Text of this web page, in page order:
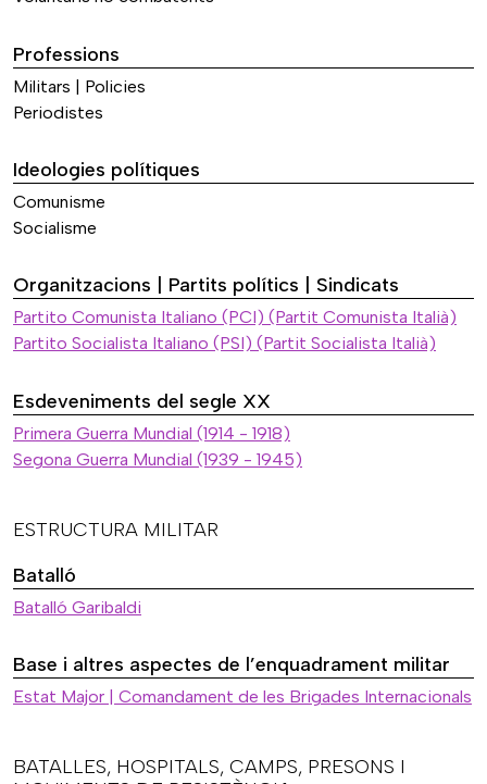
Professions
Militars | Policies
Periodistes
Ideologies polítiques
Comunisme
Socialisme
Organitzacions | Partits polítics | Sindicats
Partito Comunista Italiano (PCI) (Partit Comunista Italià)
Partito Socialista Italiano (PSI) (Partit Socialista Italià)
Esdeveniments del segle XX
Primera Guerra Mundial (1914 - 1918)
Segona Guerra Mundial (1939 - 1945)
ESTRUCTURA MILITAR
Batalló
Batalló Garibaldi
Base i altres aspectes de l’enquadrament militar
Estat Major | Comandament de les Brigades Internacionals
BATALLES, HOSPITALS, CAMPS, PRESONS I